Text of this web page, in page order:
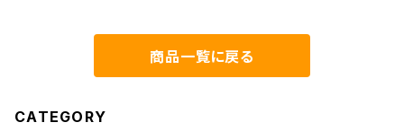
商品一覧に戻る
CATEGORY